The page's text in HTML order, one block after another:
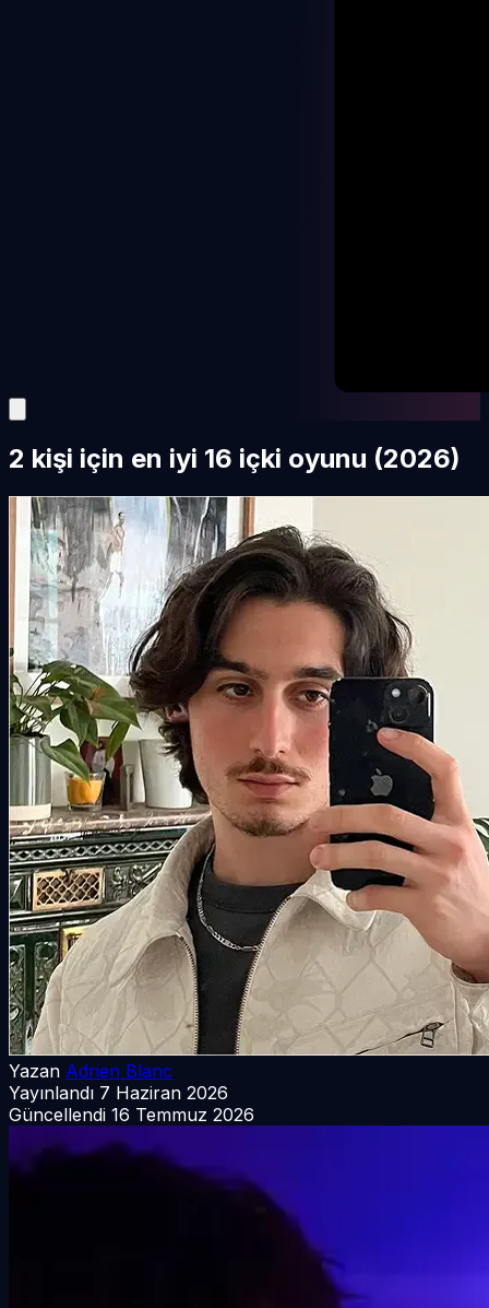
2 kişi için en iyi 16 içki oyunu (2026)
Yazan Adrien Blanc
Yayınlandı 7 Haziran 2026
Güncellendi 16 Temmuz 2026